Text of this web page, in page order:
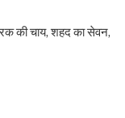
की चाय, शहद का सेवन,